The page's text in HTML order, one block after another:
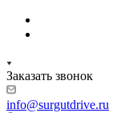
Заказать звонок
info@surgutdrive.ru